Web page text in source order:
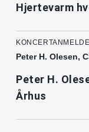
Hjertevarm
Peter H. Olesen,
Peter H.
Århus